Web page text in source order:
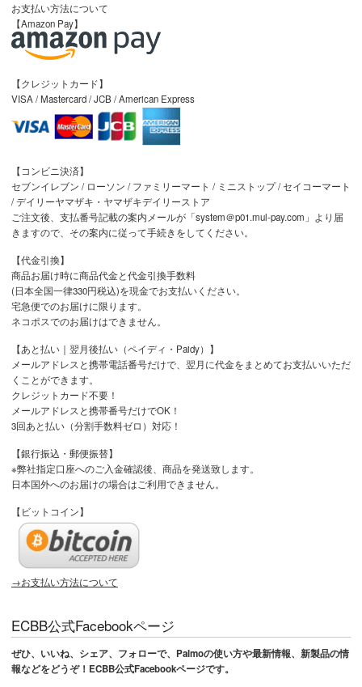
お支払い方法について
【Amazon Pay】
【クレジットカード】
VISA / Mastercard / JCB / American Express
【コンビニ決済】
セブンイレブン / ローソン / ファミリーマート / ミニストップ / セイコーマート
/ デイリーヤマザキ・ヤマザキデイリーストア
ご注文後、支払番号記載の案内メールが「system＠p01.mul-pay.com」より届
きますので、その案内に従って手続きをしてください。
【代金引換】
商品お届け時に商品代金と代金引換手数料
(日本全国一律330円税込)を現金でお支払いください。
宅急便でのお届けに限ります。
ネコポスでのお届けはできません。
【あと払い｜翌月後払い（ペイディ・Paidy）】
メールアドレスと携帯電話番号だけで、翌月に代金をまとめてお支払いいただ
くことができます。
クレジットカード不要！
メールアドレスと携帯番号だけでOK！
3回あと払い（分割手数料ゼロ）対応！
【銀行振込・郵便振替】
※弊社指定口座へのご入金確認後、商品を発送致します。
日本国外へのお届けの場合はご利用できません。
【ビットコイン】
→お支払い方法について
ECBB公式Facebookページ
ぜひ、いいね、シェア、フォローで、Palmoの使い方や最新情報、新製品の情
報などをどうぞ！ECBB公式Facebookページです。